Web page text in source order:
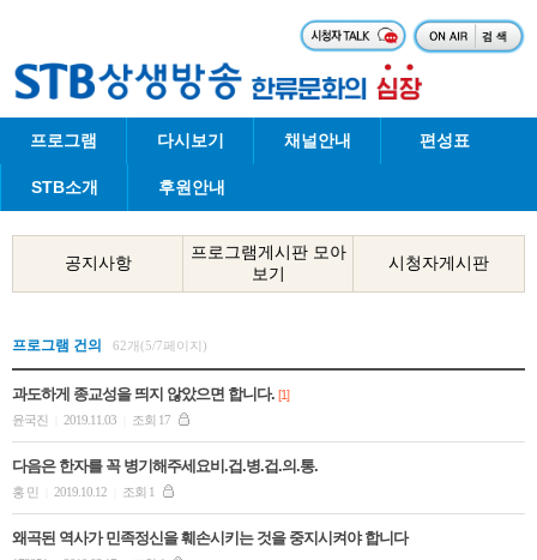
프로그램 다시보기 채널안내 편성표
STB소개 후원안내
공지사항
프로그램게시판 모아
보기
시청자게시판
프로그램 건의 62개(5/7페이지)
과도하게 종교성을 띄지 않았으면 합니다. [1]
윤국진
2019.11.03 조회 17
다음은 한자를 꼭 병기해주세요비.겁.병.겁.의.통.
홍 민 2019.10.12 조회 1
왜곡된 역사가 민족정신을 훼손시키는 것을 중지시켜야 합니다